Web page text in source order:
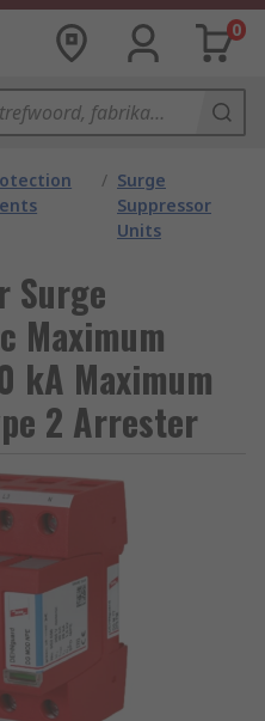
0
/ Surge
Suppressor
Units
Surge
Maximum
kA Maximum
2 Arrester